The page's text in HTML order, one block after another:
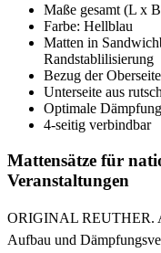
Maße gesamt (L x
Farbe: Hellblau
Matten in
Randstablilisierung
Bezug der
Unterseite aus
Optimale
4-seitig verbindbar
Mattensätze für
Veranstaltungen
ORIGINAL REUTHER.
Aufbau und